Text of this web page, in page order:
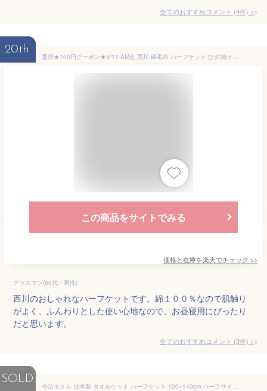
全てのおすすめコメント (4件) >
20th
夏得★100円クーポン★5/11 AM迄 西川 綿毛布 ハーフケット ひざ掛け 綿100％ 日本製 送料無料 オールコットン 西川産業 東京西川 シール織り綿毛布 ハーフ 150×100cm ふんわり おしゃれ コットン ブランケット お昼寝 保育園 幼稚園
この商品をサイトでみる
価格と在庫を楽天でチェック >>
グラスマン(60代・男性)
西川のおしゃれなハーフケットです。綿１００％なので肌触り
がよく、ふんわりとした使い心地なので、お昼寝用にぴったり
だと思います。
全てのおすすめコメント (3件) >
SOLD
今治タオル 日本製 タオルケット ハーフケット 100×140cm ハーフサイズ パイル ガーゼ 綿100% 今治 洗える 吸水 新生活 オールシーズン おしゃれ 北欧 ネイティブ 夏用 赤ちゃん 昼寝用 出産祝い かわいい 子供 プレゼント ベビー ギフト ラッピング 送料無料